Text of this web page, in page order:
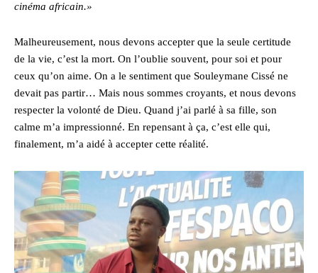
cinéma africain.»
Malheureusement, nous devons accepter que la seule certitude
de la vie, c’est la mort. On l’oublie souvent, pour soi et pour
ceux qu’on aime. On a le sentiment que Souleymane Cissé ne
devait pas partir… Mais nous sommes croyants, et nous devons
respecter la volonté de Dieu. Quand j’ai parlé à sa fille, son
calme m’a impressionné. En repensant à ça, c’est elle qui,
finalement, m’a aidé à accepter cette réalité.